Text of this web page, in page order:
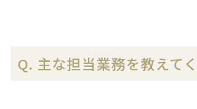
Q. 主な担当業務を教えてく